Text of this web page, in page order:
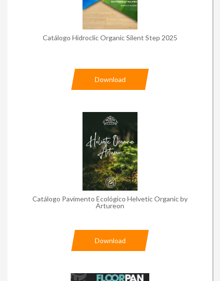
Catálogo Hidroclic Organic Silent Step 2025
Download
Catálogo Pavimento Ecológico Helvetic Organic by
Artureon
Download